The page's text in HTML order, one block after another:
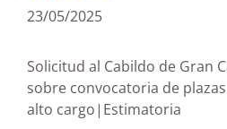
23/05/2025
Solicitud al Cabildo de Gran
sobre convocatoria de
alto